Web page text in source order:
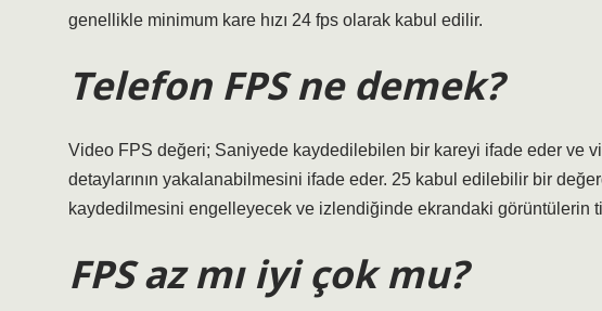
genellikle minimum kare hızı 24 fps olarak kabul edilir.
Telefon FPS ne demek?
Video FPS değeri; Saniyede kaydedilebilen bir kareyi ifade eder ve
detaylarının yakalanabilmesini ifade eder. 25 kabul edilebilir bir
kaydedilmesini engelleyecek ve izlendiğinde ekrandaki görüntülerin
FPS az mı iyi çok mu?